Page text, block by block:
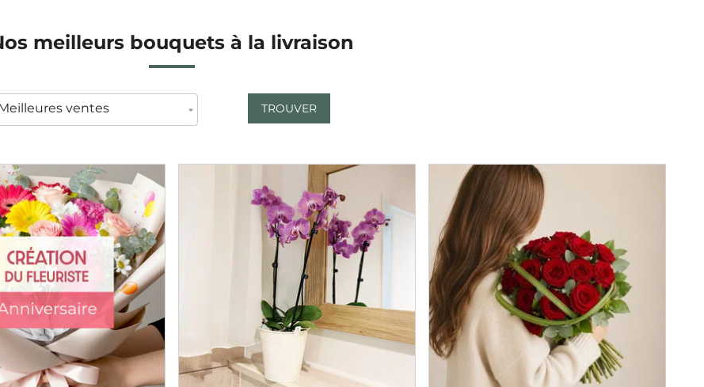
meilleurs bouquets à la livraison
TROUVER